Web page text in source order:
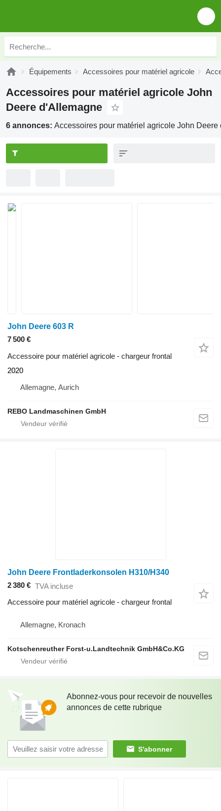
Équipements Accessoires pour matériel agricole
Accessoires pour matériel agricole John
Deere d'Allemagne
6 annonces: Accessoires pour matériel agricole John Deere
John Deere 603 R
7 500 €
Accessoire pour matériel agricole - chargeur frontal
2020
Allemagne, Aurich
REBO Landmaschinen GmbH
John Deere Frontladerkonsolen H310/H340
2 380 € TVA incluse
Accessoire pour matériel agricole - chargeur frontal
Allemagne, Kronach
Kotschenreuther Forst-u.Landtechnik GmbH&Co.KG
Abonnez-vous pour recevoir de nouvelles
annonces de cette rubrique
S'abonner